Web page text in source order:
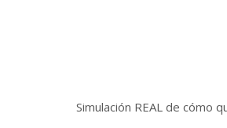
Simulación REAL de cómo